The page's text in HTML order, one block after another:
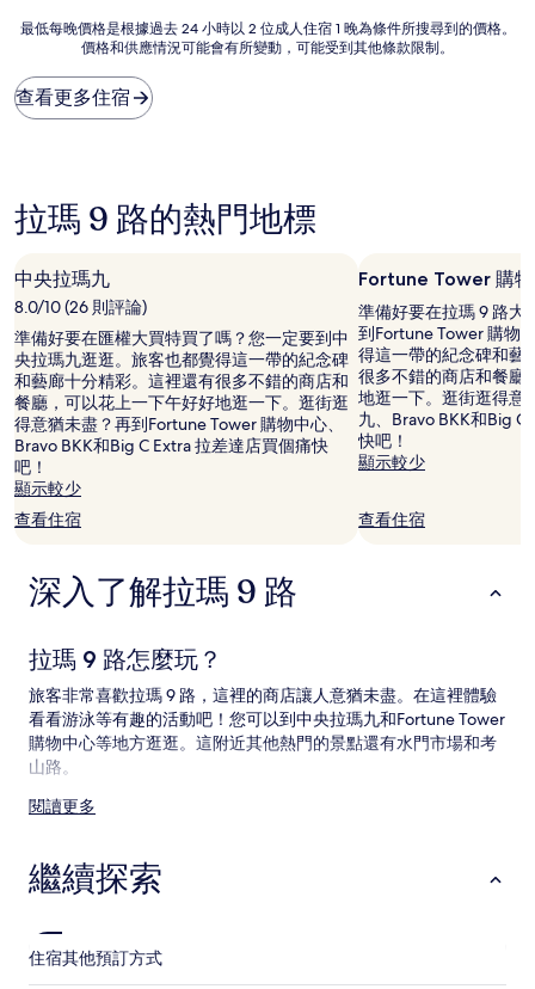
讚，
則
評
論)
好，
最
晚
價
據
過
24
小
時
以
2
位
成
人
住
宿
1
晚
為
所
到
價
格。
價
供
可
有
最低每晚價格是根據過去 24 小時以 2 位成人住宿 1 晚為條件所搜尋到的價格。
價格和供應情況可能會有所變動，可能受到其他條款限制。
查看更多住宿
拉瑪 9 路的熱門地標
中央拉瑪九
8.0/10 (26 則評論)
準備好要在匯權大買特買了嗎？您一定要到中
央拉瑪九逛逛。旅客也都覺得這一帶的紀念碑
和藝廊十分精彩。這裡還有很多不錯的商店和
餐廳，可以花上一下午好好地逛一下。逛街逛
得意猶未盡？再到Fortune Tower 購物中心、
Bravo BKK和Big C Extra 拉差達店買個痛快
吧！
顯示較少
查看住宿
Fortune Tower 購
準備好要在拉瑪 9 路大
到Fortune Tower 購物
得這一帶的紀念碑和藝
很多不錯的商店和餐廳
地逛一下。逛街逛得意
九、Bravo BKK和Big
快吧！
顯示較少
查看住宿
深入了解拉瑪 9 路
拉瑪 9 路怎麼玩？
旅客非常喜歡拉瑪 9 路，這裡的商店讓人意猶未盡。在這裡體驗
看看游泳等有趣的活動吧！您可以到中央拉瑪九和Fortune Tower
購物中心等地方逛逛。這附近其他熱門的景點還有水門市場和考
山路。
拉瑪 9 路交通資訊
拉瑪 9 路距離廊曼國際機場 (DMK) 18.3 公里 (11.4 英里)
拉瑪 9 路有哪些玩樂景點？
閱讀更多
繼續探索
住宿其他預訂方式